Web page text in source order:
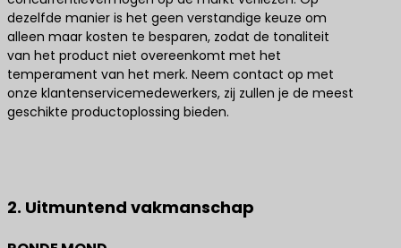
dezelfde manier is het geen verstandige keuze om
alleen maar kosten te besparen, zodat de tonaliteit
van het product niet overeenkomt met het
temperament van het merk. Neem contact op met
onze klantenservicemedewerkers, zij zullen je de meest
geschikte productoplossing bieden.
2. Uitmuntend vakmanschap